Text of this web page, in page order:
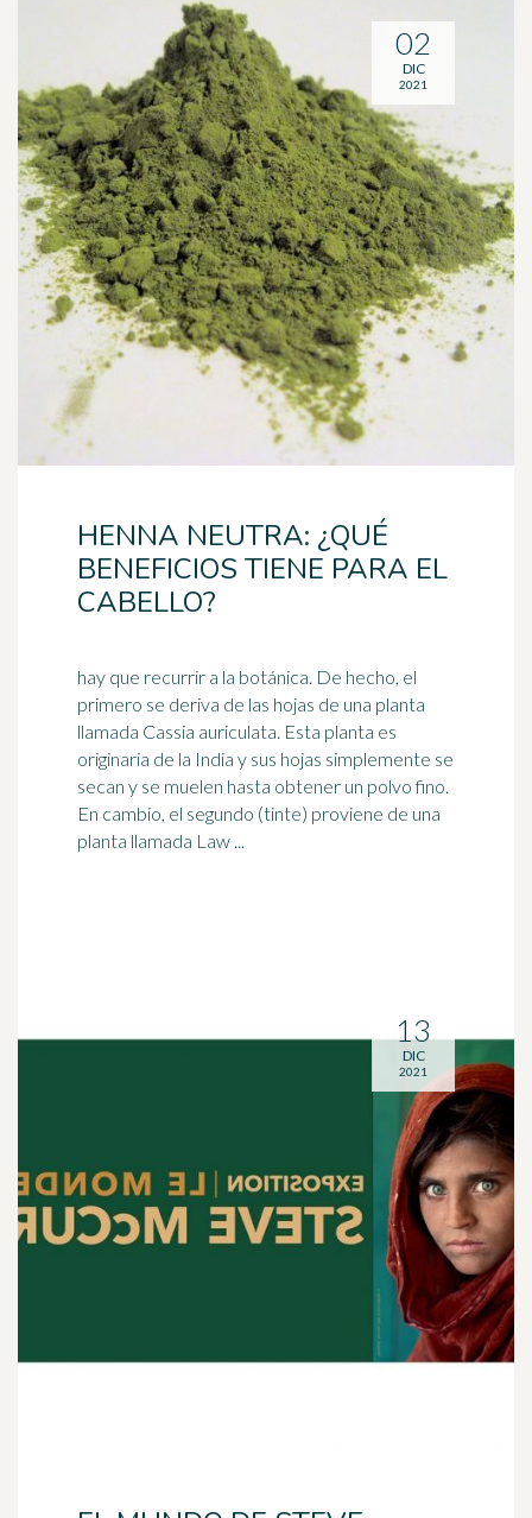
HENNA NEUTRA: ¿QUÉ
BENEFICIOS TIENE PARA EL
CABELLO?
hay que recurrir a la botánica. De hecho, el
primero se deriva de las hojas de una planta
llamada Cassia auriculata. Esta planta es
originaria de la India y sus hojas simplemente se
secan y se muelen hasta obtener un polvo fino.
En cambio, el segundo (tinte) proviene de una
planta llamada Law ...
02
DIC
2021
13
DIC
2021